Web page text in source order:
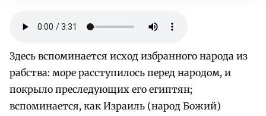
Здесь вспоминается исход избранного народа из
рабства: море расступилось перед народом, и
покрыло преследующих его египтян;
вспоминается, как Израиль (народ Божий)